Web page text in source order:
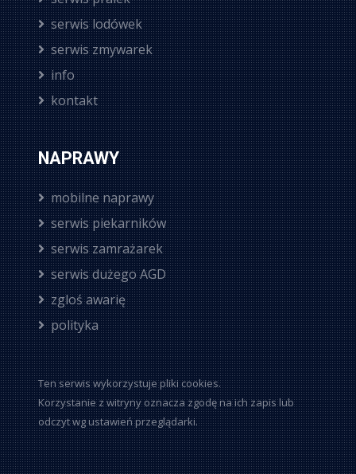
serwis lodówek
serwis zmywarek
info
kontakt
NAPRAWY
mobilne naprawy
serwis piekarników
serwis zamrażarek
serwis dużego AGD
zgloś awarię
polityka
Ten serwis wykorzystuje pliki cookies.
Korzystanie z witryny oznacza zgodę na ich zapis lub
odczyt wg ustawień przeglądarki.